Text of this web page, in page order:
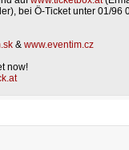
bei Ö-Ticket unter 01/96
& www.eventim.cz
now!